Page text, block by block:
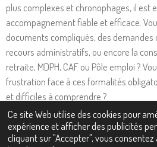
Ce site Web utilise des cookies pour
expérience et afficher des publicités
cliquant sur "Accepter", vous
plus complexes et chronophages, il est
accompagnement fiable et efficace.
documents compliqués, des demandes
recours administratifs, ou encore la
retraite, MDPH, CAF ou Pôle emploi ?
frustration face à ces formalités
et difficiles à comprendre ?
Lire plus »